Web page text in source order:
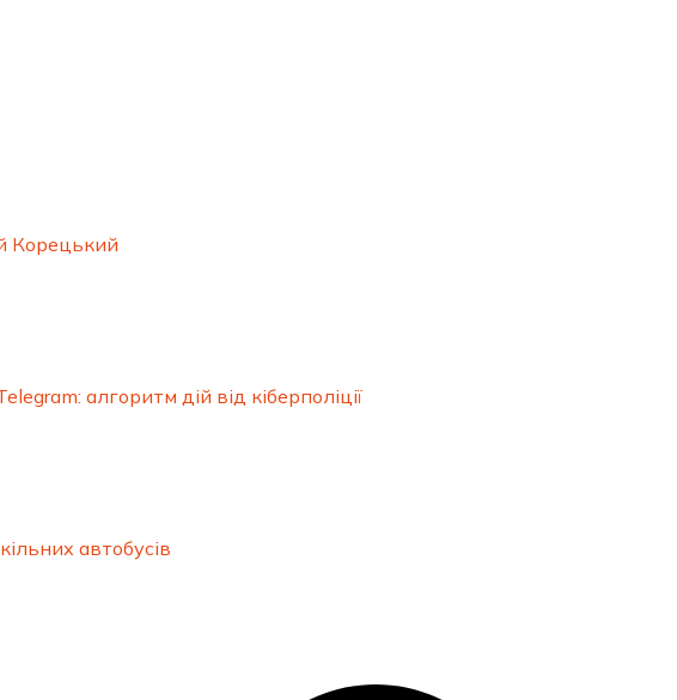
Корецький
алгоритм дій від кіберполіції
автобусів